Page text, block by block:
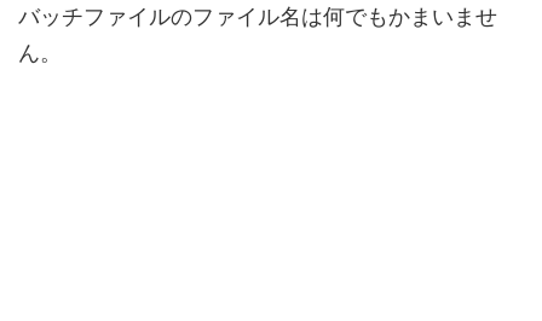
バッチファイルのファイル名は何でもかまいませ
ん。